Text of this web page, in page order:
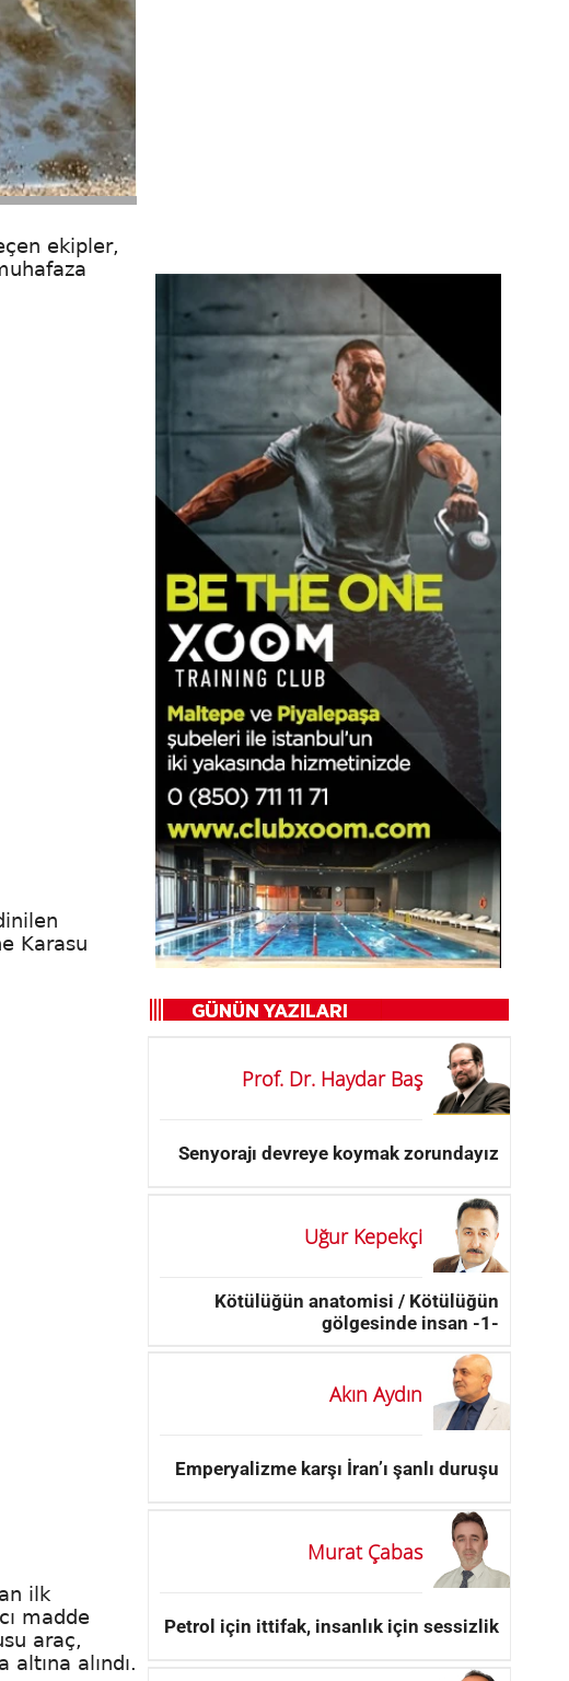
ekipler,
Karasu
ilk
madde
araç,
alındı.
Prof. Dr. Haydar Baş
Senyorajı devreye koymak zorundayız
Uğur Kepekçi
Kötülüğün anatomisi / Kötülüğün
gölgesinde insan -1-
Akın Aydın
Emperyalizme karşı İran’ı şanlı duruşu
Murat Çabas
Petrol için ittifak, insanlık için sessizlik